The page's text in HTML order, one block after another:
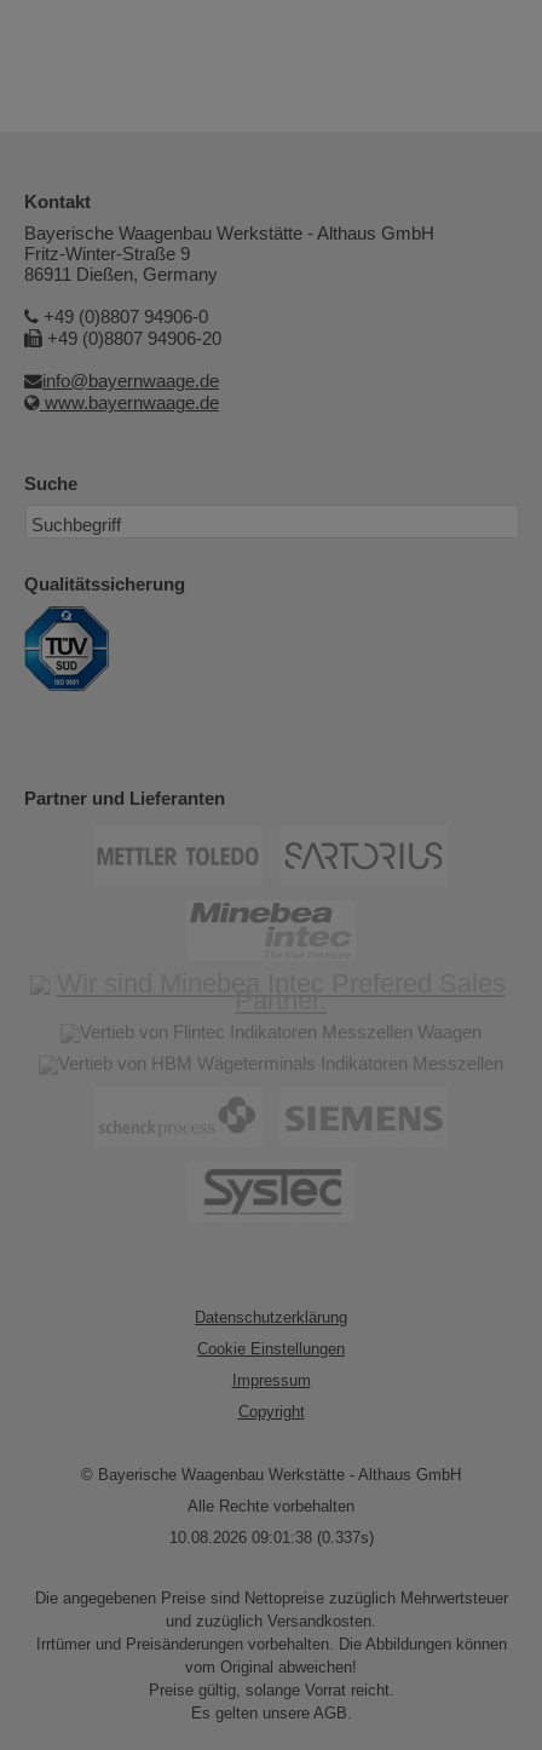
Kontakt
Bayerische Waagenbau Werkstätte - Althaus GmbH
Fritz-Winter-Straße 9
86911 Dießen, Germany
+49 (0)8807 94906-0
+49 (0)8807 94906-20
info@bayernwaage.de
www.bayernwaage.de
Suche
Qualitätssicherung
Partner und Lieferanten
Datenschutzerklärung
Cookie Einstellungen
Impressum
Copyright
© Bayerische Waagenbau Werkstätte - Althaus GmbH
Alle Rechte vorbehalten
10.08.2026 09:01:38 (0.337s)
Die angegebenen Preise sind Nettopreise zuzüglich Mehrwertsteuer
und zuzüglich Versandkosten.
Irrtümer und Preisänderungen vorbehalten. Die Abbildungen können
vom Original abweichen!
Preise gültig, solange Vorrat reicht.
Es gelten unsere AGB.